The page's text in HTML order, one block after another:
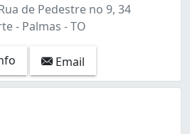
de Pedestre no 9, 34
- Palmas - TO
Email